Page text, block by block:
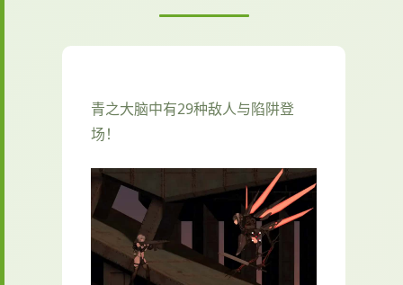
青之大脑中有29种敌人与陷阱登
场！